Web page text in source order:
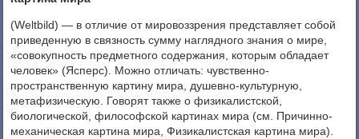
(Weltbild) — в отличие от мировоззрения представляет собой
приведенную в связность сумму наглядного знания о мире,
«совокупность предметного содержания, которым обладает
человек» (Ясперс). Можно отличать: чувственно-
пространственную картину мира, душевно-культурную,
метафизическую. Говорят также о физикалистской,
биологической, философской картинах мира (см. Причинно-
механическая картина мира, Физикалистская картина мира).